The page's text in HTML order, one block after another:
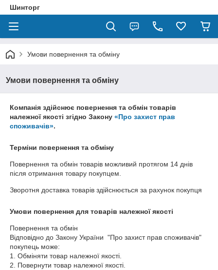
Шинторг
Умови повернення та обміну
Умови повернення та обміну
Компанія здійснює повернення та обмін товарів
належної якості згідно Закону «Про захист прав
споживачів».
Терміни повернення та обміну
Повернення та обмін товарів можливий протягом 14 днів
після отримання товару покупцем.
Зворотня доставка товарів здійснюється за рахунок покупця
Умови повернення для товарів належної якості
Повернення та обмін
Відповідно до Закону України  "Про захист прав споживачів"
покупець може:
1. Обміняти товар належної якості.
2. Повернути товар належної якості.